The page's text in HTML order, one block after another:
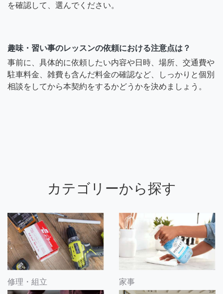
を確認して、選んでください。
趣味・習い事のレッスンの依頼における注意点は？
事前に、具体的に依頼したい内容や日時、場所、交通費や
駐車料金、雑費も含んだ料金の確認など、しっかりと個別
相談をしてから本契約をするかどうかを決めましょう。
カテゴリーから探す
修理・組立 家事